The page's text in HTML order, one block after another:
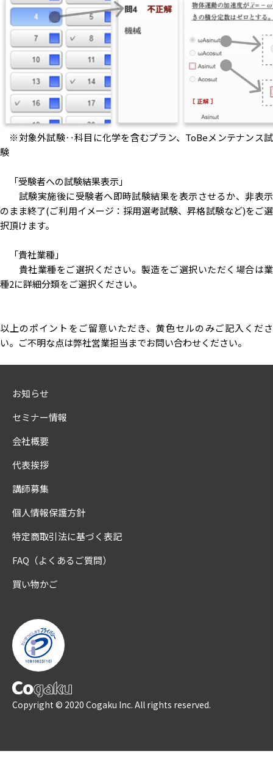
※対象外試験‥科目に化学を含むプラン、ToBeメンテナンス試
験
「受験者への試験結果表示」
試験実施後に受験者へ即時試験結果を表示させるか、非表示
のまま終了(ご利用イメージ：採用選考試験、昇格試験など)をご選
択頂けます。
「貴社業種」
貴社業種をご選択ください。製造をご選択いただく場合は業
種2に詳細分類をご選択ください。
以上のポイントをご留意いただき、黄色セルのみご記入くださ
い。ご不明な点は弊社営業担当までお問い合わせください。
お知らせ
セミナー情報
会社概要
代表挨拶
講師募集
個人情報保護方針
特定商取引法に基づく表記
FAQ（よくあるご質問）
買い物かご
Copyright © 2020 Cogaku Inc. All rights reserved.